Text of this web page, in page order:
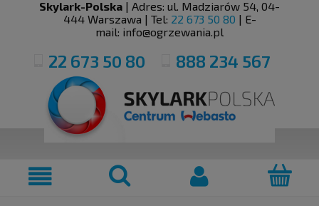
Skylark-Polska | Adres: ul. Madziarów 54, 04-
444 Warszawa | Tel: 22 673 50 80 | E-
mail: info@ogrzewania.pl
22 673 50 80 888 234 567